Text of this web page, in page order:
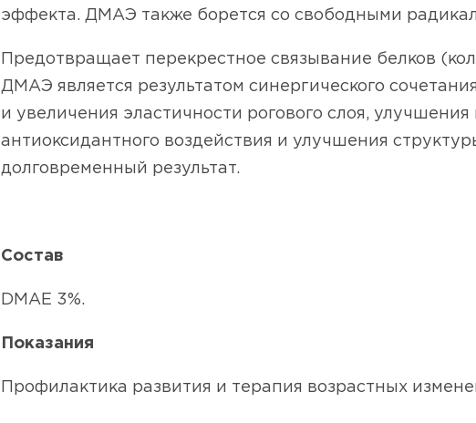
эффекта. ДМАЭ также борется со свободными
Предотвращает перекрестное связывание белков
ДМАЭ является результатом синергического
и увеличения эластичности рогового слоя,
антиоксидантного воздействия и улучшения
долговременный результат.
Состав
DMAE 3%.
Показания
Профилактика развития и терапия возрастных